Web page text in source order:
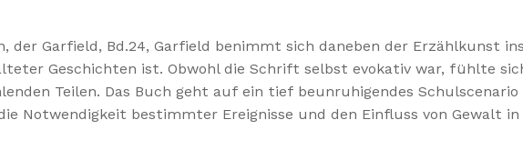
der Garfield, Bd.24, Garfield benimmt sich daneben der Erzählkunst
Geschichten ist. Obwohl die Schrift selbst evokativ war, fühlte
Teilen. Das Buch geht auf ein tief beunruhigendes
Notwendigkeit bestimmter Ereignisse und den Einfluss von Gewalt